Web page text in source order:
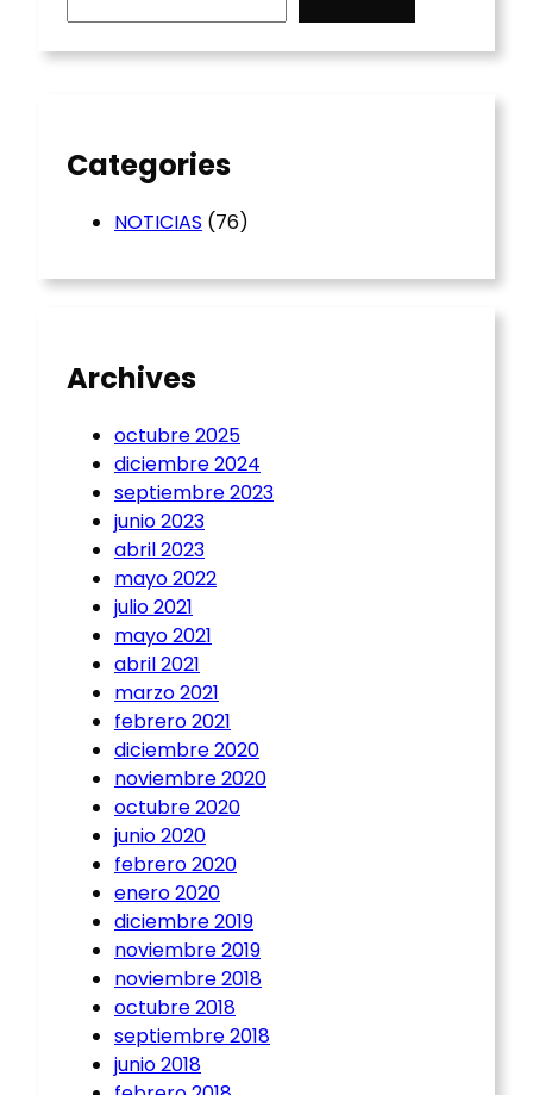
Categories
NOTICIAS (76)
Archives
octubre 2025
diciembre 2024
septiembre 2023
junio 2023
abril 2023
mayo 2022
julio 2021
mayo 2021
abril 2021
marzo 2021
febrero 2021
diciembre 2020
noviembre 2020
octubre 2020
junio 2020
febrero 2020
enero 2020
diciembre 2019
noviembre 2019
noviembre 2018
octubre 2018
septiembre 2018
junio 2018